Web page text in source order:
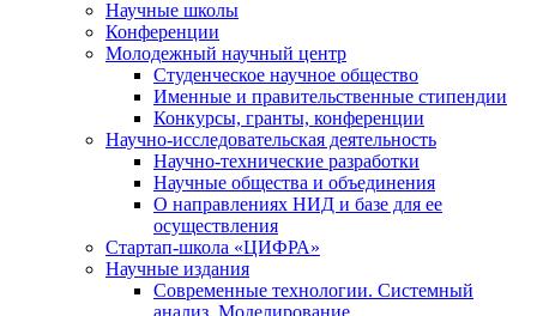
Научные школы
Конференции
Молодежный научный центр
Студенческое научное общество
Именные и правительственные стипендии
Конкурсы, гранты, конференции
Научно-исследовательская деятельность
Научно-технические разработки
Научные общества и объединения
О направлениях НИД и базе для ее
осуществления
Стартап-школа «ЦИФРА»
Научные издания
Современные технологии. Системный
анализ. Моделирование